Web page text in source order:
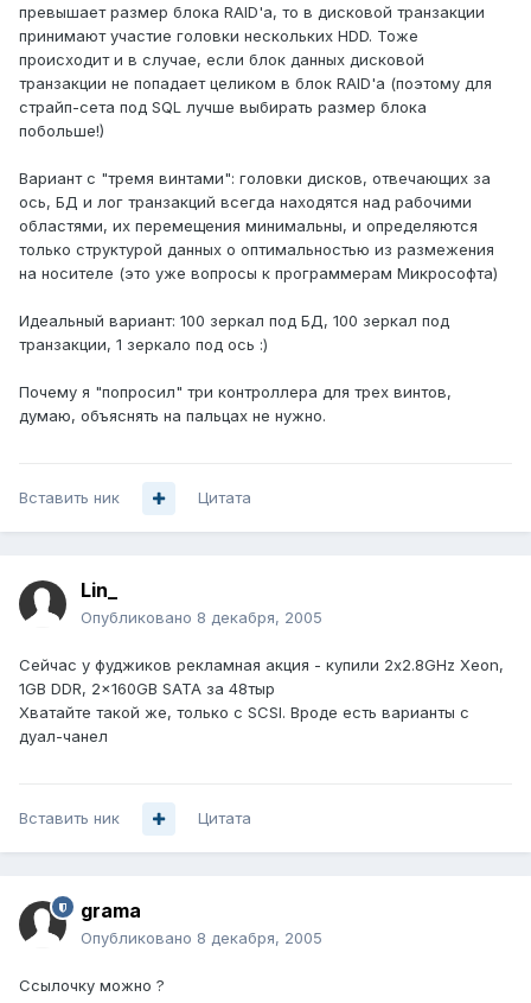
превышает размер блока RAID'а, то в дисковой транзакции
принимают участие головки нескольких HDD. Тоже
происходит и в случае, если блок данных дисковой
транзакции не попадает целиком в блок RAID'а (поэтому для
страйп-сета под SQL лучше выбирать размер блока
побольше!)
Вариант с "тремя винтами": головки дисков, отвечающих за
ось, БД и лог транзакций всегда находятся над рабочими
областями, их перемещения минимальны, и определяются
только структурой данных о оптимальностью из размежения
на носителе (это уже вопросы к программерам Микрософта)
Идеальный вариант: 100 зеркал под БД, 100 зеркал под
транзакции, 1 зеркало под ось :)
Почему я "попросил" три контроллера для трех винтов,
думаю, объяснять на пальцах не нужно.
Вставить ник Цитата
Lin_
Опубликовано 8 декабря, 2005
Сейчас у фуджиков рекламная акция - купили 2x2.8GHz Xeon,
1GB DDR, 2x160GB SATA за 48тыр
Хватайте такой же, только с SCSI. Вроде есть варианты с
дуал-чанел
Вставить ник Цитата
grama
Опубликовано 8 декабря, 2005
Ссылочку можно ?